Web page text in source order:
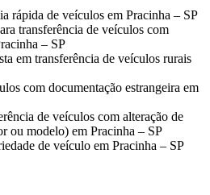
rápida de veículos em Pracinha – SP
transferência de veículos com
– SP
em transferência de veículos rurais
com documentação estrangeira em
de veículos com alteração de
ou modelo) em Pracinha – SP
de veículo em Pracinha – SP